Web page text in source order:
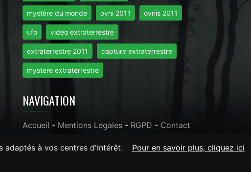
adaptés à vos centres d'intérêt.
Pour en savoir plus, cliquez ici
mystère du monde ovni 2011 ovnis 2011
ufo video extraterrestre
extraterrestre 2011 capture extraterrestre
mystere extraterrestre
NAVIGATION
Accueil - Mentions Légales - RGPD - Contact